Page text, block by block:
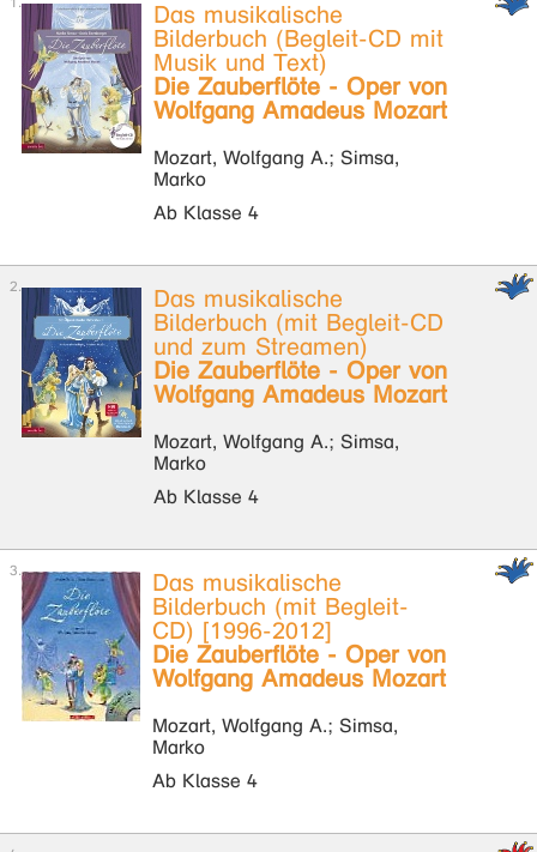
Das musikalische
Bilderbuch (Begleit-CD mit
Musik und Text)
Die Zauberflöte - Oper von
Wolfgang Amadeus Mozart
Mozart, Wolfgang A.; Simsa,
Marko
Ab Klasse 4
Das musikalische
Bilderbuch (mit Begleit-CD
und zum Streamen)
Die Zauberflöte - Oper von
Wolfgang Amadeus Mozart
Mozart, Wolfgang A.; Simsa,
Marko
Ab Klasse 4
Das musikalische
Bilderbuch (mit Begleit-
CD) [1996-2012]
Die Zauberflöte - Oper von
Wolfgang Amadeus Mozart
Mozart, Wolfgang A.; Simsa,
Marko
Ab Klasse 4